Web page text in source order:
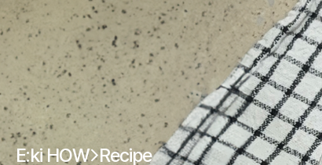
E:ki HOW Recipe